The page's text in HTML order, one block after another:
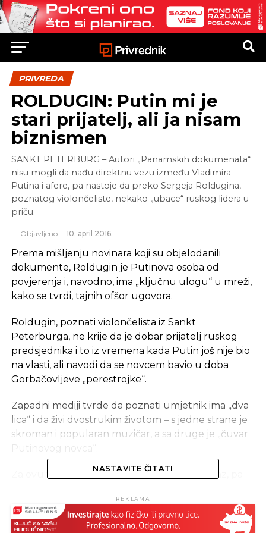
PRIVREDA
ROLDUGIN: Putin mi je
stari prijatelj, ali ja nisam
biznismen
SANKT PETERBURG – Autori „Panamskih dokumenata“
nisu mogli da nađu direktnu vezu između Vladimira
Putina i afere, pa nastoje da preko Sergeja Roldugina,
poznatog violončeliste, nekako „ubace“ ruskog lidera u
priču.
Objavljeno 10. april 2016.
Prema mišljenju novinara koji su objelodanili
dokumente, Roldugin je Putinova osoba od
povjerenja i, navodno, ima „ključnu ulogu“ u mreži,
kako se tvrdi, tajnih ofšor ugovora.
Roldugin, poznati violončelista iz Sankt
Peterburga, ne krije da je dobar prijatelj ruskog
predsjednika i to iz vremena kada Putin još nije bio
na vlasti, ali navodi da se novcem bavio u doba
Gorbačovljeve „perestrojke“.
Zapadni mediji tvrde da poznati umjetnik ima „dva
lica“ i da živi dvostrukim životom – s jedne strane je
skroman i popularan muzičar, a sa druge je „čuvar
Za ovu tvrdnju autori nemaju direktan dokaz, pa
Putina i aferu.
U glavnoj biografskoj knjizi pod naslovom „U prvom
NASTAVITE ČITATI
REKLAMA